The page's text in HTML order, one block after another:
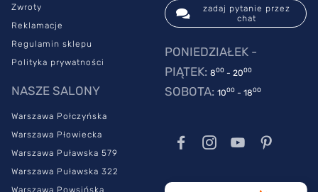
Zwroty
Reklamacje
Regulamin sklepu
Polityka prywatności
NASZE SALONY
Warszawa Połczyńska
Warszawa Płowiecka
Warszawa Puławska 579
Warszawa Puławska 322
Warszawa Powsińska
zadaj pytanie przez
chat
PONIEDZIAŁEK -
PIĄTEK: 800 - 2000
SOBOTA: 1000 - 1800